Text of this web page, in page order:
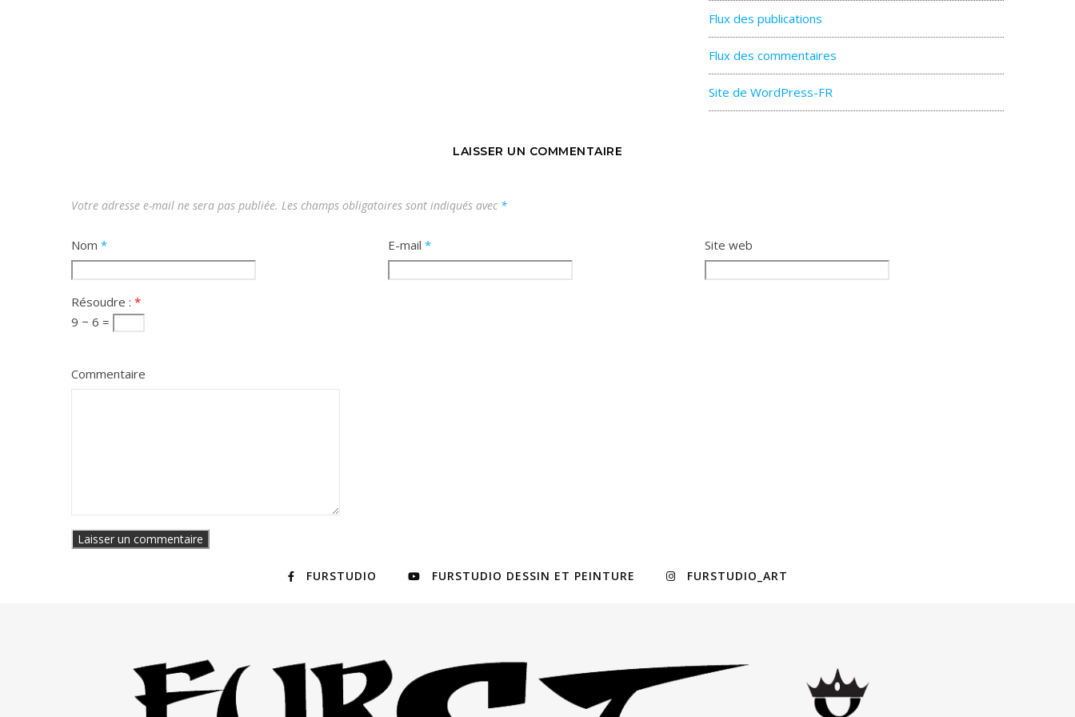
Flux des publications
Flux des commentaires
Site de WordPress-FR
LAISSER UN COMMENTAIRE
Votre adresse e-mail ne sera pas publiée. Les champs obligatoires sont indiqués avec *
Nom * E-mail * Site web
Résoudre : *
9 − 6 =
Commentaire
FURSTUDIO FURSTUDIO DESSIN ET PEINTURE FURSTUDIO_ART